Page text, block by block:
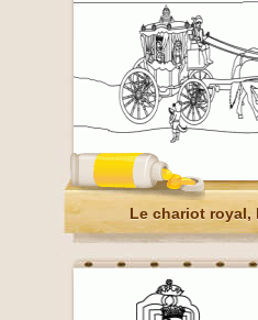
Le chariot royal,